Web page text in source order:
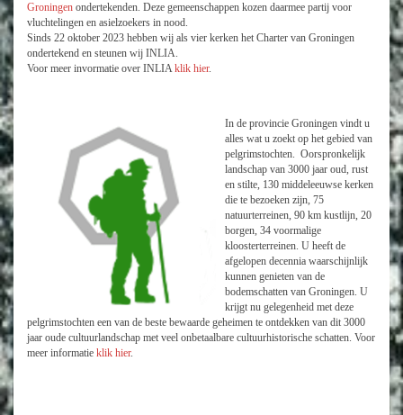
Groningen ondertekenden. Deze gemeenschappen kozen daarmee partij voor
vluchtelingen en asielzoekers in nood.
Sinds 22 oktober 2023 hebben wij als vier kerken het Charter van Groningen
ondertekend en steunen wij INLIA.
Voor meer invormatie over INLIAklik hier.
In de provincie Groningen vindt u
alles wat u zoekt op het gebied van
pelgrimstochten. Oorspronkelijk
landschap van 3000 jaar oud, rust
en stilte, 130 middeleeuwse kerken
die te bezoeken zijn, 75
natuurterreinen, 90 km kustlijn, 20
borgen, 34 voormalige
kloosterterreinen. U heeft de
afgelopen decennia waarschijnlijk
kunnen genieten van de
bodemschatten van Groningen. U
krijgt nu gelegenheid met deze
pelgrimstochten een van de beste bewaarde geheimen te ontdekken van dit 3000
jaar oude cultuurlandschap met veel onbetaalbare cultuurhistorische schatten. Voor
meer informatie klik hier.